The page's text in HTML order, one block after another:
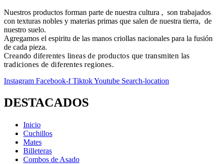
Nuestros productos forman parte de nuestra cultura , son trabajados
con texturas nobles y materias primas que salen de nuestra tierra, de
nuestro suelo.
Agregamos el espiritu de las manos criollas nacionales para la fusión
de cada pieza.
Creando diferentes lineas de productos que transmiten las
tradiciones de diferentes regiones.
Instagram Facebook-f TiktokYoutube Search-location
DESTACADOS
Inicio
Cuchillos
Mates
Billeteras
Combos de Asado